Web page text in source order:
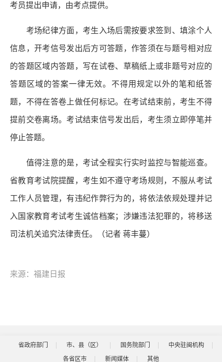
考员提出申请，由考点提供。
考场纪律方面，考生入场后需按要求签到、填涂个人
信息，开考信号发出后方可答题，作答须在与题号相对应
的答题区域内答题，写在试卷、草稿纸上或非题号对应的
答题区域的答案一律无效。不得用规定以外的笔和纸答
题，不得在答卷上做任何标记。在考试结束前，考生不得
提前交卷离场。考试结束信号发出后，考生须立即停笔并
停止答题。
值得注意的是，考试全程实行实时监控与智能巡查。
省教育考试院提醒，考生如不遵守考场规则，不服从考试
工作人员管理，有违纪作弊行为的，将依法依规处理并记
入国家教育考试考生诚信档案；涉嫌违法犯罪的，将移送
司法机关追究法律责任。（记者 蒋丰蔓）
来源：福建日报
省政府部门 市、县（区） 国务院部门
中央驻闽机构
各省区市
新闻媒体 其他